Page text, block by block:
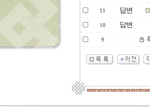
11 답변
10 답변
9